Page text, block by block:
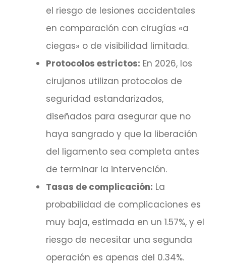
el riesgo de lesiones accidentales
en comparación con cirugías «a
ciegas» o de visibilidad limitada.
Protocolos estrictos: En 2026, los
cirujanos utilizan protocolos de
seguridad estandarizados,
diseñados para asegurar que no
haya sangrado y que la liberación
del ligamento sea completa antes
de terminar la intervención.
Tasas de complicación: La
probabilidad de complicaciones es
muy baja, estimada en un 1.57%, y el
riesgo de necesitar una segunda
operación es apenas del 0.34%.